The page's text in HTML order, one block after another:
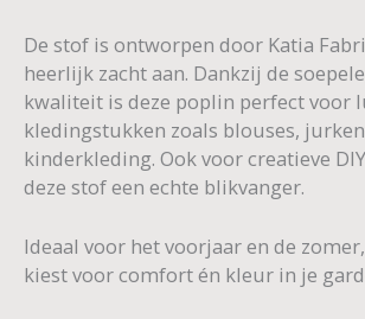
De stof is ontworpen door Katia
heerlijk zacht aan. Dankzij de
kwaliteit is deze poplin perfect voor
kledingstukken zoals blouses,
kinderkleding. Ook voor creatieve
deze stof een echte blikvanger.
Ideaal voor het voorjaar en de
kiest voor comfort én kleur in je